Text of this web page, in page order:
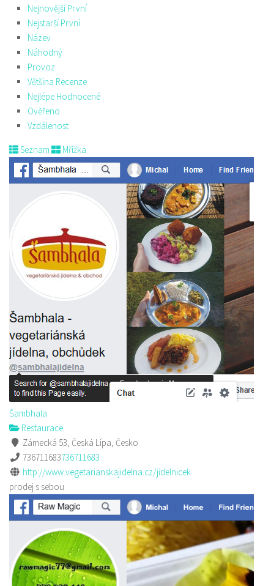
Nejnovější První
Nejstarší První
Název
Náhodný
Provoz
Většina Recenze
Nejlépe Hodnocené
Ověřeno
Vzdálenost
Seznam Mřížka
Šambhala
Restaurace
Zámecká 53, Česká Lípa, Česko
736711683736711683
http://www.vegetarianskajidelna.cz/jidelnicek
prodej s sebou